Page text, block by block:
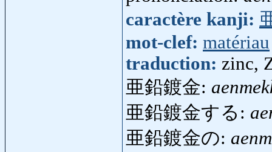
caractère kanji:
mot-clef: matériau
traduction: zinc,
亜鉛鍍金:
亜鉛鍍金する:
亜鉛鍍金の: